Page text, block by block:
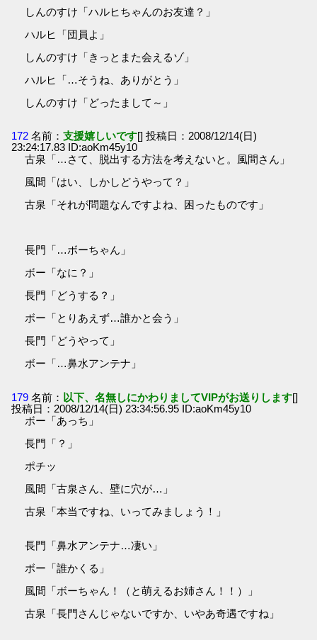
しんのすけ「ハルヒちゃんのお友達？」
ハルヒ「団員よ」
しんのすけ「きっとまた会えるゾ」
ハルヒ「…そうね、ありがとう」
しんのすけ「どったまして～」
172 名前：支援嬉しいです[] 投稿日：2008/12/14(日)
23:24:17.83 ID:aoKm45y10
古泉「…さて、脱出する方法を考えないと。風間さん」
風間「はい、しかしどうやって？」
古泉「それが問題なんですよね、困ったものです」
長門「…ボーちゃん」
ボー「なに？」
長門「どうする？」
ボー「とりあえず…誰かと会う」
長門「どうやって」
ボー「…鼻水アンテナ」
179 名前： 以下、名無しにかわりましてVIPがお送りします[]
投稿日：2008/12/14(日) 23:34:56.95 ID:aoKm45y10
ボー「あっち」
長門「？」
ポチッ
風間「古泉さん、壁に穴が…」
古泉「本当ですね、いってみましょう！」
長門「鼻水アンテナ…凄い」
ボー「誰かくる」
風間「ボーちゃん！（と萌えるお姉さん！！）」
古泉「長門さんじゃないですか、いやあ奇遇ですね」